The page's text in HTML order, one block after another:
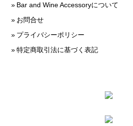
Bar and Wine Accessoryについて
お問合せ
プライバシーポリシー
特定商取引法に基づく表記